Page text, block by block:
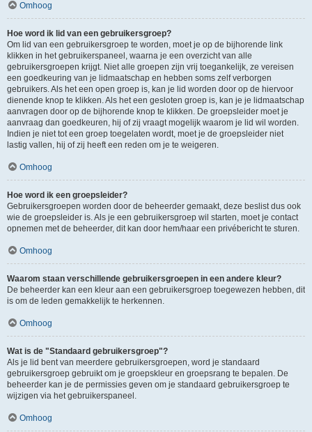
Omhoog
Hoe word ik lid van een gebruikersgroep?
Om lid van een gebruikersgroep te worden, moet je op de bijhorende link
klikken in het gebruikerspaneel, waarna je een overzicht van alle
gebruikersgroepen krijgt. Niet alle groepen zijn vrij toegankelijk, ze vereisen
een goedkeuring van je lidmaatschap en hebben soms zelf verborgen
gebruikers. Als het een open groep is, kan je lid worden door op de hiervoor
dienende knop te klikken. Als het een gesloten groep is, kan je je lidmaatschap
aanvragen door op de bijhorende knop te klikken. De groepsleider moet je
aanvraag dan goedkeuren, hij of zij vraagt mogelijk waarom je lid wil worden.
Indien je niet tot een groep toegelaten wordt, moet je de groepsleider niet
lastig vallen, hij of zij heeft een reden om je te weigeren.
Omhoog
Hoe word ik een groepsleider?
Gebruikersgroepen worden door de beheerder gemaakt, deze beslist dus ook
wie de groepsleider is. Als je een gebruikersgroep wil starten, moet je contact
opnemen met de beheerder, dit kan door hem/haar een privébericht te sturen.
Omhoog
Waarom staan verschillende gebruikersgroepen in een andere kleur?
De beheerder kan een kleur aan een gebruikersgroep toegewezen hebben, dit
is om de leden gemakkelijk te herkennen.
Omhoog
Wat is de "Standaard gebruikersgroep"?
Als je lid bent van meerdere gebruikersgroepen, word je standaard
gebruikersgroep gebruikt om je groepskleur en groepsrang te bepalen. De
beheerder kan je de permissies geven om je standaard gebruikersgroep te
wijzigen via het gebruikerspaneel.
Omhoog